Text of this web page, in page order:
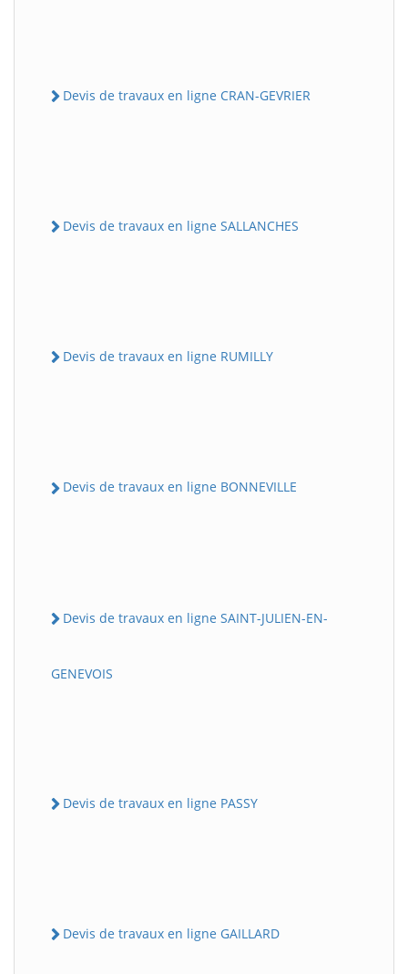
Devis de travaux en ligne CRAN-GEVRIER
Devis de travaux en ligne SALLANCHES
Devis de travaux en ligne RUMILLY
Devis de travaux en ligne BONNEVILLE
Devis de travaux en ligne SAINT-JULIEN-EN-
GENEVOIS
Devis de travaux en ligne PASSY
Devis de travaux en ligne GAILLARD